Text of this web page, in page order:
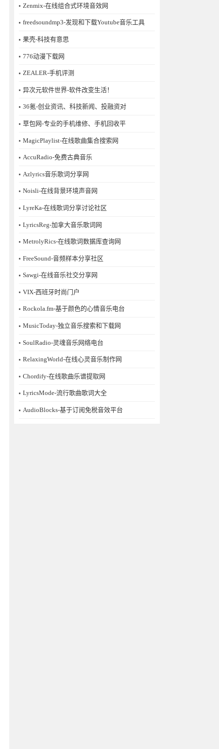
Zenmix-在线组合式环境音效网
freedsoundmp3-发现和下载Youtube音乐工具
果壳-科技有意思
776动漫下载网
ZEALER-手机评测
异次元软件世界-软件改变生活！
36氪-创业资讯、科技新闻、投融资对
草包网-专业的手机维修、手机回收平
MagicPlaylist-在线歌曲集合搜索网
AccuRadio-免费古典音乐
Azlyrics音乐歌词分享网
Noisli-在线背景环境声音网
LyreKa-在线歌词分享讨论社区
LyricsReg-加拿大音乐歌词网
MetrolyRics-在线歌词数据库查询网
FreeSound-音频样本分享社区
Sawgi-在线音乐社交分享网
​VIX-西班牙时尚门户
Rockola.fm-基于颜色的心情音乐电台
MusicToday-独立音乐搜索和下载网
SoulRadio-灵魂音乐网络电台
RelaxingWorld-在线心灵音乐制作网
Chordify-在线歌曲乐谱提取网
LyricsMode-流行歌曲歌词大全
AudioBlocks-基于订阅免税音效平台